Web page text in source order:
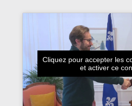
Cliquez pour accepter les
et activer ce